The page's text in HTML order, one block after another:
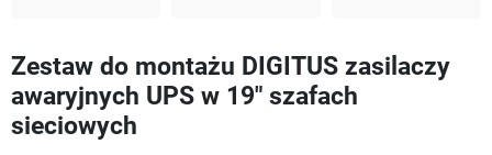
Zestaw do montażu DIGITUS zasilaczy
awaryjnych UPS w 19" szafach
sieciowych